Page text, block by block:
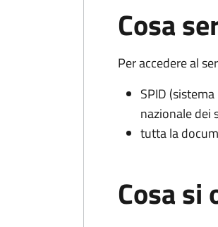
Cosa
Per accedere al
SPID
nazionale dei
tutta la
Cosa si